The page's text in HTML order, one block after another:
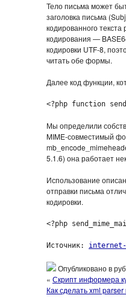
Тело письма может
заголовка письма
кодированного
кодирования —
кодировки UTF-8,
читать обе формы.
Далее код функции,
<?php function
Мы определили
MIME-совместимый
5.1.6) она работает
Использование
отправки письма
кодировки.
<?php
Источник:
Опубликовано в
« Скрипт информера
Как сделать xml